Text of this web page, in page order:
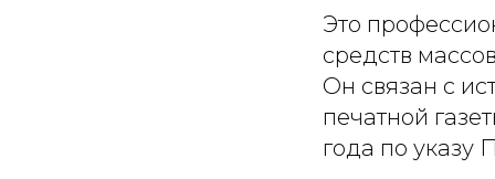
Это
средств
Он связан с
печатной
года по указу